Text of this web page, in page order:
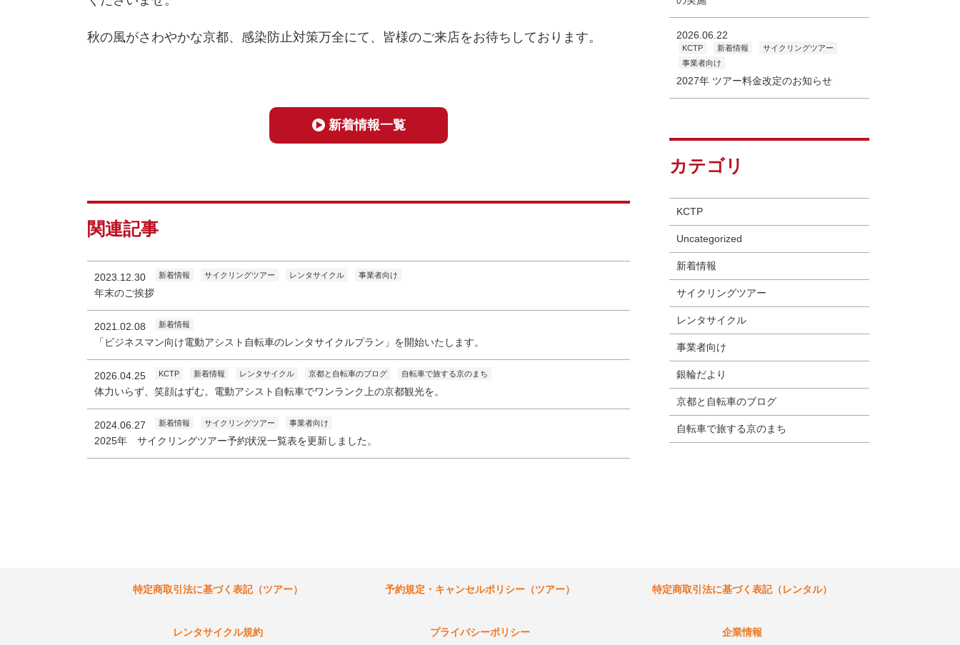
秋の風がさわやかな京都、感染防止対策万全にて、皆様のご来店をお待ちしております。
新着情報一覧
関連記事
2023.12.30 新着情報 サイクリングツアー レンタサイクル 事業者向け
年末のご挨拶
2021.02.08 新着情報
「ビジネスマン向け電動アシスト自転車のレンタサイクルプラン」を開始いたします。
2026.04.25 KCTP 新着情報 レンタサイクル 京都と自転車のブログ 自転車で旅する京のまち
体力いらず、笑顔はずむ。電動アシスト自転車でワンランク上の京都観光を。
2024.06.27 新着情報 サイクリングツアー 事業者向け
2025年 サイクリングツアー予約状況一覧表を更新しました。
2026.06.22
KCTP 新着情報
サイクリングツアー
事業者向け
2027年 ツアー料金改定のお知らせ
カテゴリ
KCTP
Uncategorized
新着情報
サイクリングツアー
レンタサイクル
事業者向け
銀輪だより
京都と自転車のブログ
自転車で旅する京のまち
特定商取引法に基づく表記（ツアー） 予約規定・キャンセルポリシー（ツアー） 特定商取引法に基づく表記（レンタル）
レンタサイクル規約 プライバシーポリシー 企業情報